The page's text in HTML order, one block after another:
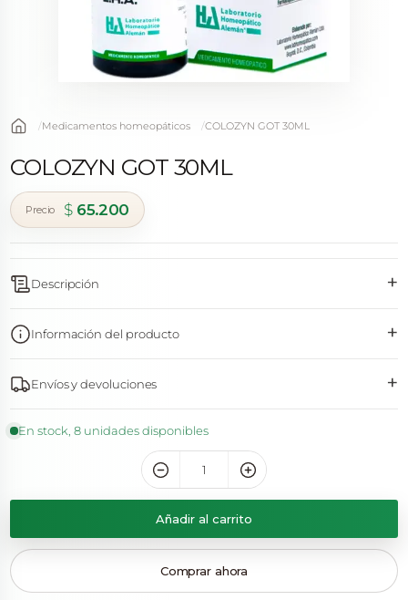
Medicamentos homeopáticos COLOZYN GOT 30ML
COLOZYN GOT 30ML
$65.200
Descripción +
Información del producto +
Envíos y devoluciones +
En stock, 8 unidades disponibles
Añadir al carrito
Comprar ahora